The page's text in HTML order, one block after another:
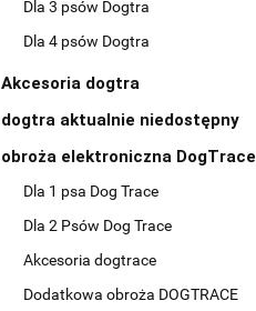
Dla 3 psów Dogtra
Dla 4 psów Dogtra
Akcesoria dogtra
dogtra aktualnie niedostępny
obroża elektroniczna DogTrace
Dla 1 psa Dog Trace
Dla 2 Psów Dog Trace
Akcesoria dogtrace
Dodatkowa obroża DOGTRACE